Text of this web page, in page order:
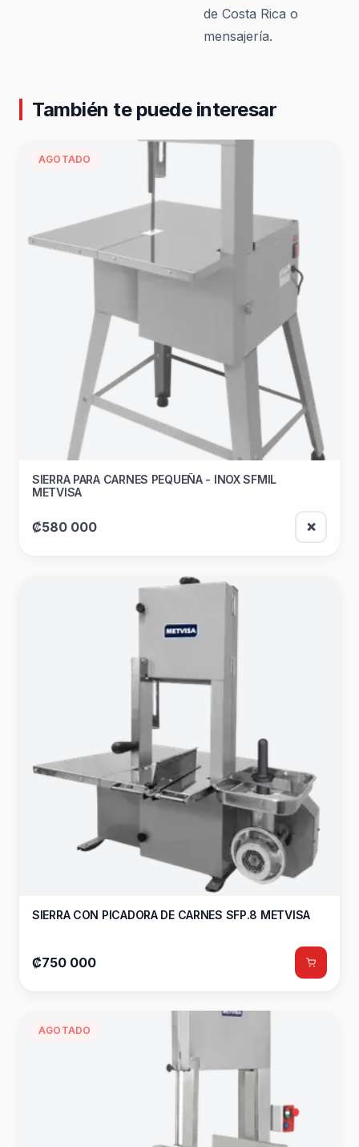
de Costa Rica o
mensajería.
También te puede interesar
AGOTADO
SIERRA PARA CARNES PEQUEÑA - INOX SFMIL
METVISA
₡580 000 ❌
SIERRA CON PICADORA DE CARNES SFP.8 METVISA
₡750 000
AGOTADO